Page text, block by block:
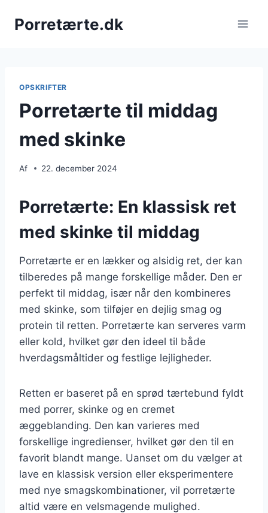
Porretærte.dk
OPSKRIFTER
Porretærte til middag
med skinke
Af 22. december 2024
Porretærte: En klassisk ret
med skinke til middag
Porretærte er en lækker og alsidig ret, der kan
tilberedes på mange forskellige måder. Den er
perfekt til middag, især når den kombineres
med skinke, som tilføjer en dejlig smag og
protein til retten. Porretærte kan serveres varm
eller kold, hvilket gør den ideel til både
hverdagsmåltider og festlige lejligheder.
Retten er baseret på en sprød tærtebund fyldt
med porrer, skinke og en cremet
æggeblanding. Den kan varieres med
forskellige ingredienser, hvilket gør den til en
favorit blandt mange. Uanset om du vælger at
lave en klassisk version eller eksperimentere
med nye smagskombinationer, vil porretærte
altid være en velsmagende mulighed.